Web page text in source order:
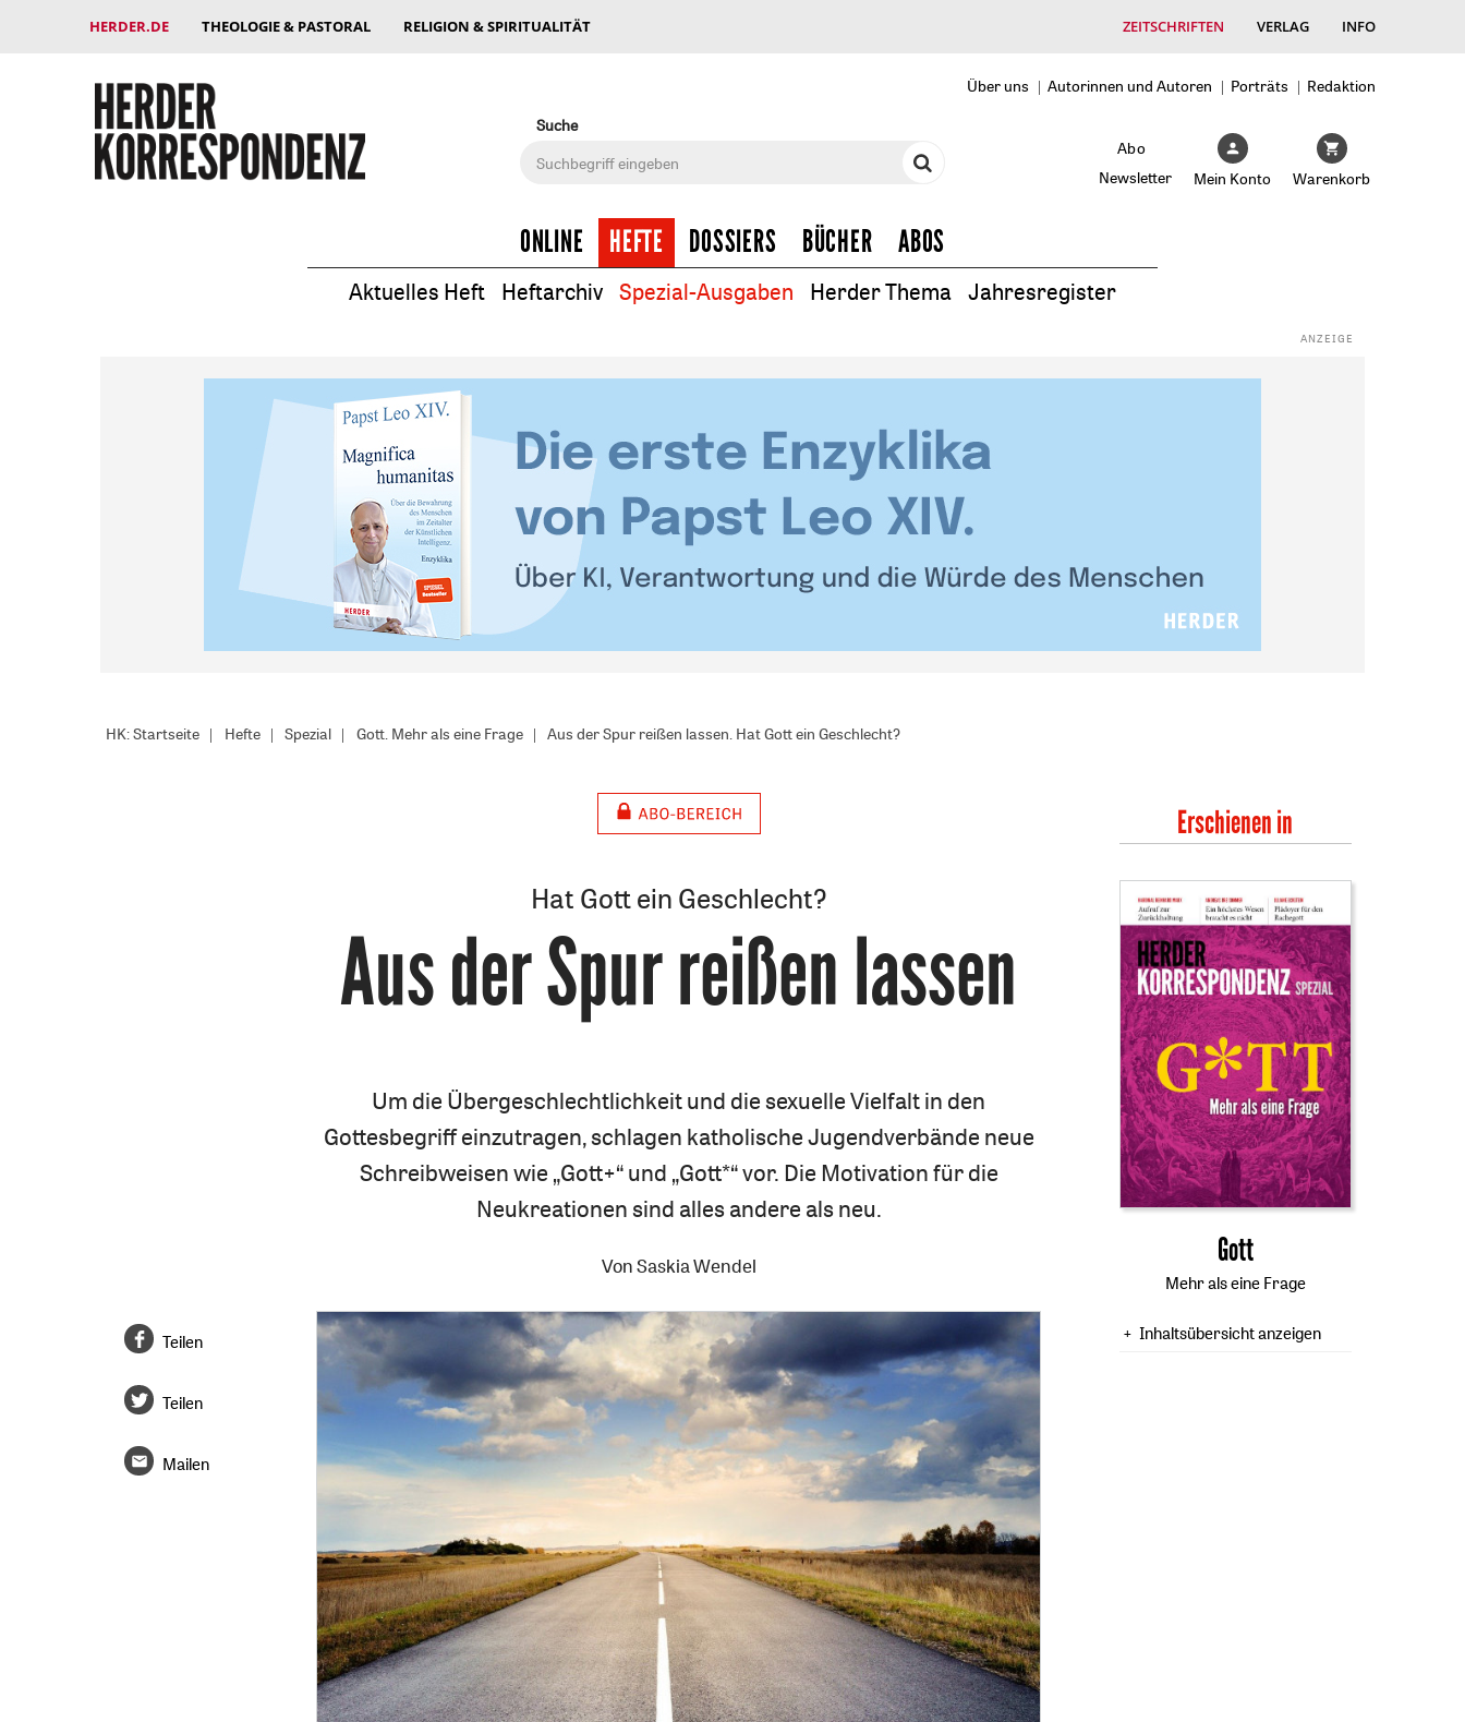
HERDER.DE THEOLOGIE & PASTORAL RELIGION & SPIRITUALITÄT ZEITSCHRIFTEN VERLAG INFO
Über uns Autorinnen und Autoren Porträts
Redaktion
Suche
Abo
Newsletter
Mein Konto Warenkorb
ONLINE HEFTE DOSSIERS BÜCHER ABOS
Aktuelles Heft Heftarchiv Spezial-Ausgaben Herder Thema Jahresregister
HK: Startseite Hefte Spezial Gott. Mehr als eine Frage Aus der Spur reißen lassen. Hat Gott ein Geschlecht?
Hat Gott ein Geschlecht?
:
Aus der Spur reißen lassen
Um die Übergeschlechtlichkeit und die sexuelle Vielfalt in den
Gottesbegriff einzutragen, schlagen katholische Jugendverbände neue
Schreibweisen wie „Gott+“ und „Gott*“ vor. Die Motivation für die
Neukreationen sind alles andere als neu.
VonSaskia Wendel
Teilen
Teilen
Mailen
Erschienen in
Gott:
Mehr als eine Frage
Inhaltsübersicht anzeigen